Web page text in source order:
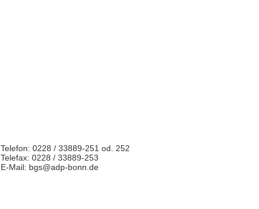
Telefon: 0228 / 33889-251 od. 252
Telefax: 0228 / 33889-253
E-Mail: bgs@adp-bonn.de